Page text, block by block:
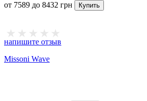
от 7589 до 8432 грн Купить
напишите отзыв
Missoni Wave